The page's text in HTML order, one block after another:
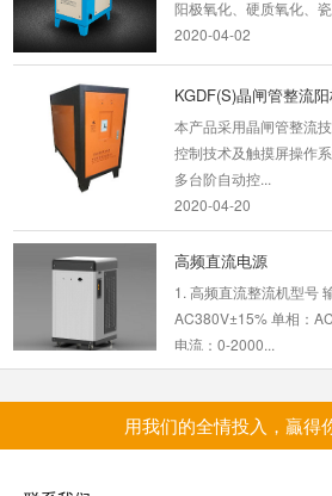
常会使用到的一个工具
电镀用高频整流器使
一般来说我们通过对机
就可以大致的判断出一
通过听机器...
电镀整流器的冷却方式
随着电镀工艺的高要求
入了高频开关电源时代
2018-08-03
阳极氧化、硬质氧化、
2020-04-02
KGDF(S)晶闸管整流
本产品采用晶闸管整流
控制技术及触摸屏操作
多台阶自动控...
2020-04-20
高频直流电源
1. 高频直流整流机型号
AC380V±15% 单相：
电流：0-2000...
2023-09-04
高频脉冲整流机
用我们的全情投入，贏得